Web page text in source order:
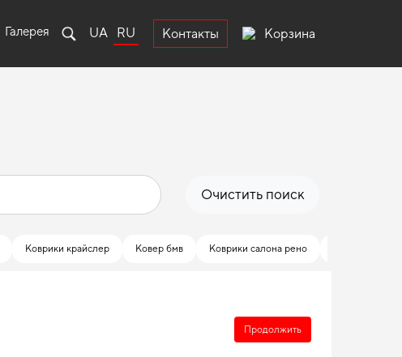
Галерея UA RU Контакты Корзина
Очистить поиск
Коврики крайслер Ковер бмв Коврики салона рено
Продолжить